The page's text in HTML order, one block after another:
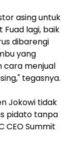
asing untuk
lagi, baik
dibarengi
yang
cara menjual
tegasnya.
Jokowi tidak
pidato tanpa
CEO Summit